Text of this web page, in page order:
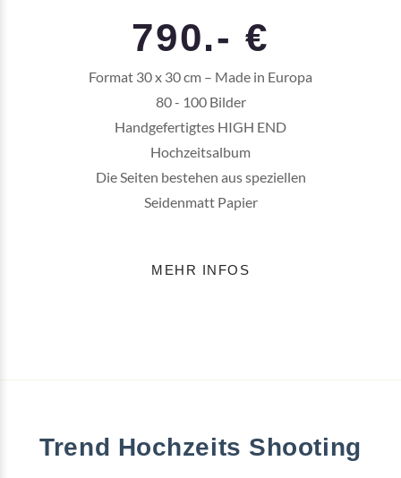
790.- €
Format 30 x 30 cm – Made in Europa
80 - 100 Bilder
Handgefertigtes HIGH END
Hochzeitsalbum
Die Seiten bestehen aus speziellen
Seidenmatt Papier
MEHR INFOS
Trend Hochzeits Shooting